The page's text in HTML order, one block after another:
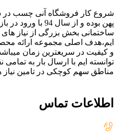
پهن بوده و از سال
ساختمانی بخش بزرگی از نیاز های
ایم،هدف اصلی مجموعه ارائه
و کیفیت در سریعترین زمان
توانسته ایم با ارسال بار به
مناطق سهم کوچکی در تامین نیاز
اطلاعات تماس